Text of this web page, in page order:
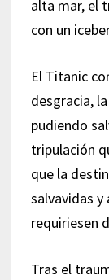
alta mar, el
con un
El Titanic
desgracia,
pudiendo
tripulación
que la
salvavidas y
requiriesen
Tras el